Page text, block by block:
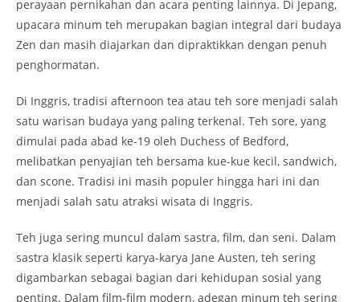
perayaan pernikahan dan acara penting lainnya. Di Jepang,
upacara minum teh merupakan bagian integral dari budaya
Zen dan masih diajarkan dan dipraktikkan dengan penuh
penghormatan.
Di Inggris, tradisi afternoon tea atau teh sore menjadi salah
satu warisan budaya yang paling terkenal. Teh sore, yang
dimulai pada abad ke-19 oleh Duchess of Bedford,
melibatkan penyajian teh bersama kue-kue kecil, sandwich,
dan scone. Tradisi ini masih populer hingga hari ini dan
menjadi salah satu atraksi wisata di Inggris.
Teh juga sering muncul dalam sastra, film, dan seni. Dalam
sastra klasik seperti karya-karya Jane Austen, teh sering
digambarkan sebagai bagian dari kehidupan sosial yang
penting. Dalam film-film modern, adegan minum teh sering